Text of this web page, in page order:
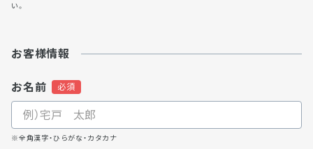
い。
お客様情報
お名前
※全角漢字・ひらがな・カタカナ